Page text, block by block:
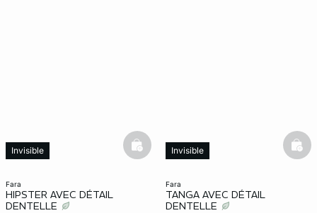
fara
HIPSTER AVEC DÉTAIL
DENTELLE
Invisible basketfull
fara
TANGA AVEC DÉTAIL
DENTELLE
Invisible